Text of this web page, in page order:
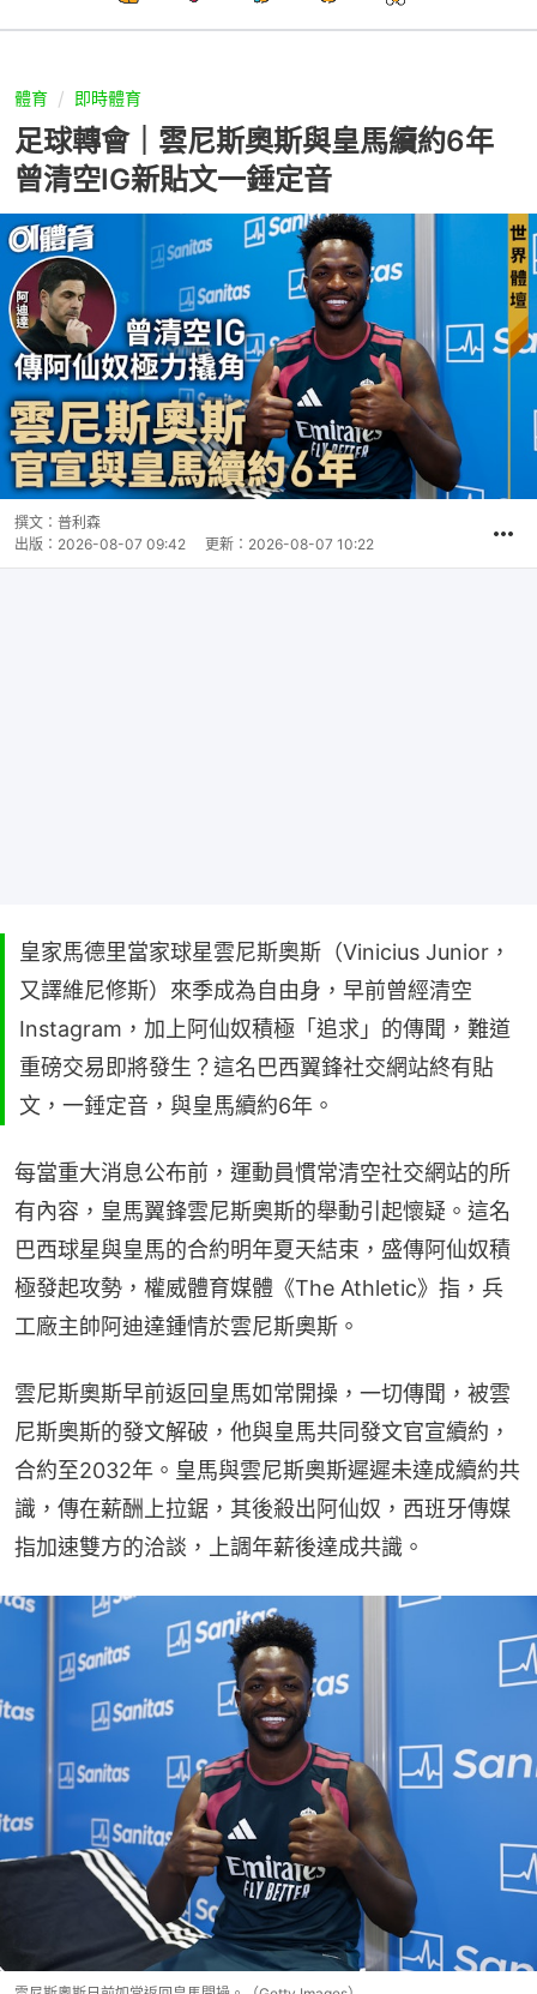
體育 即時體育
足球轉會｜雲尼斯奧斯與皇馬續約6年
曾清空IG新貼文一錘定音
撰文： 普利森
出版： 2026-08-07 09:42 更新： 2026-08-07 10:22
皇家馬德里當家球星雲尼斯奧斯（Vinicius Junior，
又譯維尼修斯）來季成為自由身，早前曾經清空
Instagram，加上阿仙奴積極「追求」的傳聞，難道
重磅交易即將發生？這名巴西翼鋒社交網站終有貼
文，一錘定音，與皇馬續約6年。
每當重大消息公布前，運動員慣常清空社交網站的所
有內容，皇馬翼鋒雲尼斯奧斯的舉動引起懷疑。這名
巴西球星與皇馬的合約明年夏天結束，盛傳阿仙奴積
極發起攻勢，權威體育媒體《The Athletic》指，兵
工廠主帥阿迪達鍾情於雲尼斯奧斯。
雲尼斯奧斯早前返回皇馬如常開操，一切傳聞，被雲
尼斯奧斯的發文解破，他與皇馬共同發文官宣續約，
合約至2032年。皇馬與雲尼斯奧斯遲遲未達成續約共
識，傳在薪酬上拉鋸，其後殺出阿仙奴，西班牙傳媒
指加速雙方的洽談，上調年薪後達成共識。